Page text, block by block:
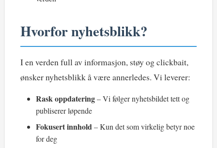
Hvorfor nyhetsblikk?
I en verden full av informasjon, støy og clickbait,
ønsker nyhetsblikk å være annerledes. Vi leverer:
Rask oppdatering– Vi følger nyhetsbildet tett og
publiserer løpende
Fokusert innhold – Kun det som virkelig betyr noe
for deg